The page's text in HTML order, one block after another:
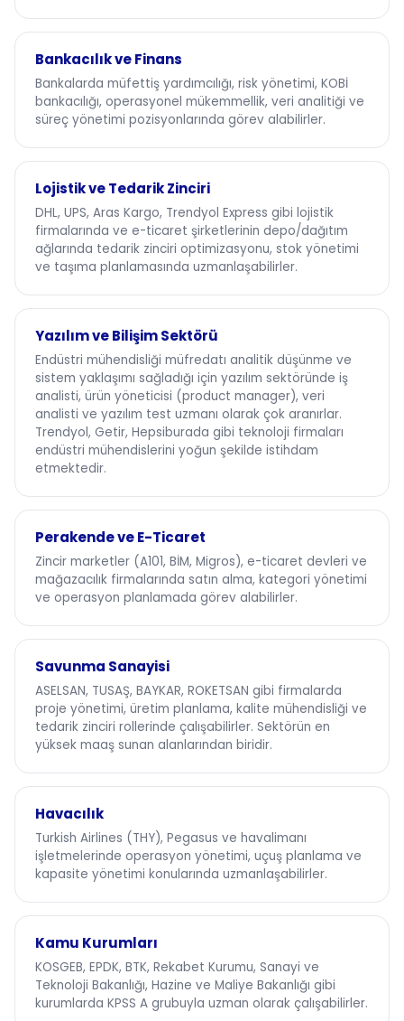
Bankacılık ve Finans
Bankalarda müfettiş yardımcılığı, risk yönetimi, KOBİ
bankacılığı, operasyonel mükemmellik, veri analitiği ve
süreç yönetimi pozisyonlarında görev alabilirler.
Lojistik ve Tedarik Zinciri
DHL, UPS, Aras Kargo, Trendyol Express gibi lojistik
firmalarında ve e-ticaret şirketlerinin depo/dağıtım
ağlarında tedarik zinciri optimizasyonu, stok yönetimi
ve taşıma planlamasında uzmanlaşabilirler.
Yazılım ve Bilişim Sektörü
Endüstri mühendisliği müfredatı analitik düşünme ve
sistem yaklaşımı sağladığı için yazılım sektöründe iş
analisti, ürün yöneticisi (product manager), veri
analisti ve yazılım test uzmanı olarak çok aranırlar.
Trendyol, Getir, Hepsiburada gibi teknoloji firmaları
endüstri mühendislerini yoğun şekilde istihdam
etmektedir.
Perakende ve E-Ticaret
Zincir marketler (A101, BİM, Migros), e-ticaret devleri ve
mağazacılık firmalarında satın alma, kategori yönetimi
ve operasyon planlamada görev alabilirler.
Savunma Sanayisi
ASELSAN, TUSAŞ, BAYKAR, ROKETSAN gibi firmalarda
proje yönetimi, üretim planlama, kalite mühendisliği ve
tedarik zinciri rollerinde çalışabilirler. Sektörün en
yüksek maaş sunan alanlarından biridir.
Havacılık
Turkish Airlines (THY), Pegasus ve havalimanı
işletmelerinde operasyon yönetimi, uçuş planlama ve
kapasite yönetimi konularında uzmanlaşabilirler.
Kamu Kurumları
KOSGEB, EPDK, BTK, Rekabet Kurumu, Sanayi ve
Teknoloji Bakanlığı, Hazine ve Maliye Bakanlığı gibi
kurumlarda KPSS A grubuyla uzman olarak çalışabilirler.